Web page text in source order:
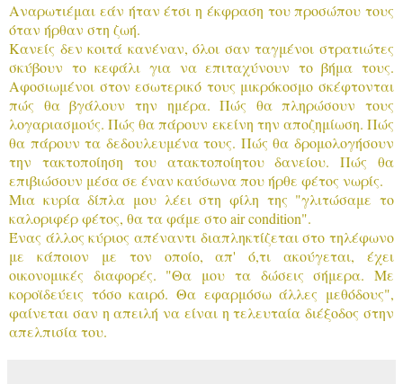
Αναρωτιέμαι εάν ήταν έτσι η έκφραση του προσώπου τους
όταν ήρθαν στη ζωή.
Κανείς δεν κοιτά κανέναν, όλοι σαν ταγμένοι στρατιώτες
σκύβουν το κεφάλι για να επιταχύνουν το βήμα τους.
Αφοσιωμένοι στον εσωτερικό τους μικρόκοσμο σκέφτονται
πώς θα βγάλουν την ημέρα. Πώς θα πληρώσουν τους
λογαριασμούς. Πώς θα πάρουν εκείνη την αποζημίωση. Πώς
θα πάρουν τα δεδουλευμένα τους. Πώς θα δρομολογήσουν
την τακτοποίηση του ατακτοποίητου δανείου. Πώς θα
επιβιώσουν μέσα σε έναν καύσωνα που ήρθε φέτος νωρίς.
Μια κυρία δίπλα μου λέει στη φίλη της "γλιτώσαμε το
καλοριφέρ φέτος, θα τα φάμε στο air condition".
Ένας άλλος κύριος απέναντι διαπληκτίζεται στο τηλέφωνο
με κάποιον με τον οποίο, απ' ό,τι ακούγεται, έχει
οικονομικές διαφορές. "Θα μου τα δώσεις σήμερα. Με
κοροϊδεύεις τόσο καιρό. Θα εφαρμόσω άλλες μεθόδους",
φαίνεται σαν η απειλή να είναι η τελευταία διέξοδος στην
απελπισία του.